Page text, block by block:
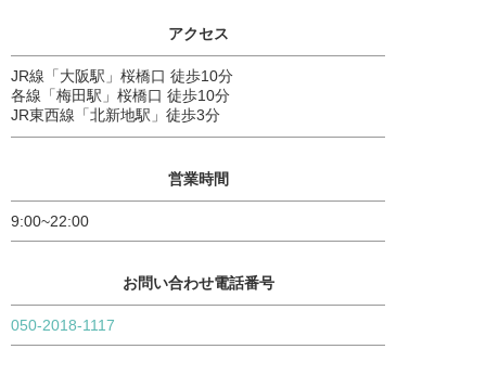
アクセス
JR線「大阪駅」桜橋口 徒歩10分
各線「梅田駅」桜橋口 徒歩10分
JR東西線「北新地駅」徒歩3分
営業時間
9:00~22:00
お問い合わせ電話番号
050-2018-1117